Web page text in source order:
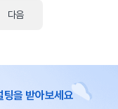
다음
팅을 받아보세요